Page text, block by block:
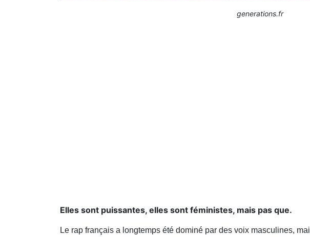
generations.fr
Elles sont puissantes, elles sont féministes, mais pas que.
Le rap français a longtemps été dominé par des voix masculines,